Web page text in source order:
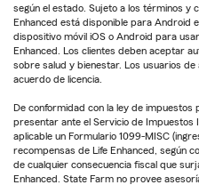
según el estado. Sujeto a los términos y
Enhanced está disponible para Android
dispositivo móvil iOS o Android para
Enhanced. Los clientes deben aceptar
sobre salud y bienestar. Los usuarios
acuerdo de licencia.
De conformidad con la ley de
presentar ante el Servicio de
aplicable un Formulario 1099-MISC
recompensas de Life Enhanced, según
de cualquier consecuencia fiscal que
Enhanced. State Farm no provee